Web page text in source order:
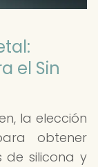
el Sin
la elección
obtener
de silicona y